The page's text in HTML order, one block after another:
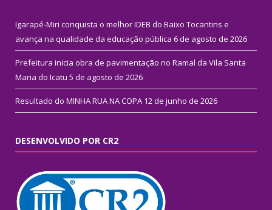
Igarapé-Miri conquista o melhor IDEB do Baixo Tocantins e
avança na qualidade da educação pública 6 de agosto de 2026
Prefeitura inicia obra de pavimentação no Ramal da Vila Santa
Maria do Icatu 5 de agosto de 2026
Resultado do MINHA RUA NA COPA 12 de junho de 2026
DESENVOLVIDO POR CR2